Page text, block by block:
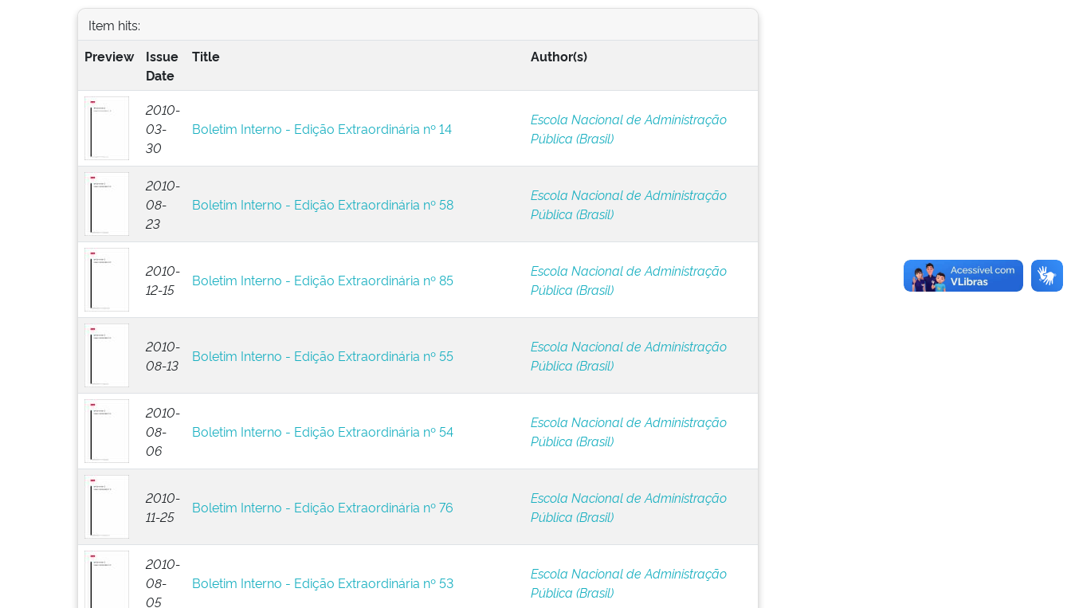
Item hits:
Preview
Issue
Date
Title Author(s)
2010-
03-
30
Boletim Interno - Edição Extraordinária nº 14
Escola Nacional de Administração
Pública (Brasil)
2010-
08-
23
Boletim Interno - Edição Extraordinária nº 58
Escola Nacional de Administração
Pública (Brasil)
2010-
12-15
Boletim Interno - Edição Extraordinária nº 85
Escola Nacional de Administração
Pública (Brasil)
2010-
08-13
Boletim Interno - Edição Extraordinária nº 55
Escola Nacional de Administração
Pública (Brasil)
2010-
08-
06
Boletim Interno - Edição Extraordinária nº 54
Escola Nacional de Administração
Pública (Brasil)
2010-
11-25
Boletim Interno - Edição Extraordinária nº 76
Escola Nacional de Administração
Pública (Brasil)
2010-
08-
05
Boletim Interno - Edição Extraordinária nº 53
Escola Nacional de Administração
Pública (Brasil)